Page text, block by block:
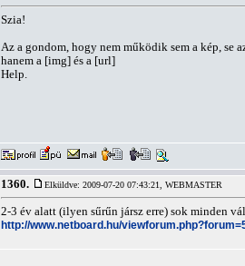
Szia!
Az a gondom, hogy nem működik sem a kép, se
hanem a [img] és a [url]
Help.
1360. Elküldve: 2009-07-20 07:43:21, WEBMASTER
2-3 év alatt (ilyen sűrűn jársz erre) sok minden
http://www.netboard.hu/